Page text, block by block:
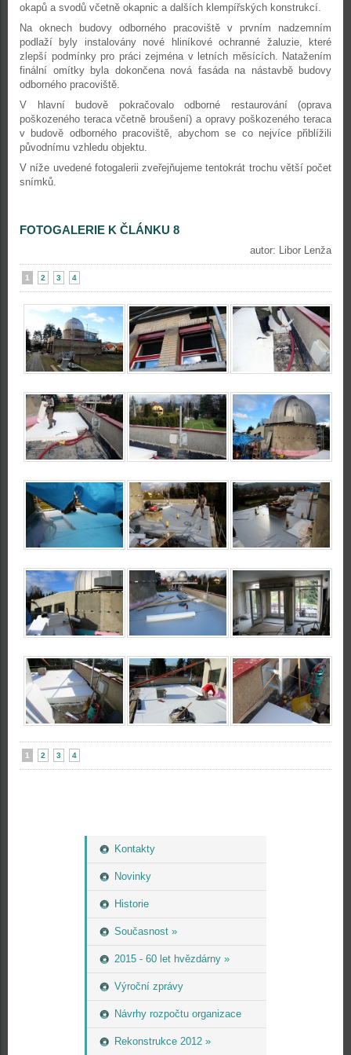
Kontakty
Novinky
Historie
Současnost »
2015 - 60 let hvězdárny »
Výroční zprávy
Návrhy rozpočtu organizace
Rekonstrukce 2012 »
okapů a svodů včetně okapnic a dalších klempířských konstrukcí.
Na oknech budovy odborného pracoviště v prvním nadzemním
podlaží byly instalovány nové hliníkové ochranné žaluzie, které
zlepší podmínky pro práci zejména v letních měsících. Natažením
finální omítky byla dokončena nová fasáda na nástavbě budovy
odborného pracoviště.
V hlavní budově pokračovalo odborné restaurování (oprava
poškozeného teraca včetně broušení) a opravy poškozeného teraca
v budově odborného pracoviště, abychom se co nejvíce přiblížili
původnímu vzhledu objektu.
V níže uvedené fotogalerii zveřejňujeme tentokrát trochu větší počet
snímků.
FOTOGALERIE K ČLÁNKU 8
autor: Libor Lenža
1 2 3 4
1 2 3 4